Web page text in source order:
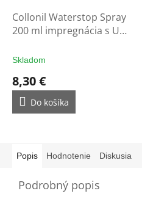
Collonil Waterstop Spray
200 ml impregnácia s UV
rukavice
Skladom
8,30 €
Do košíka
Popis Hodnotenie Diskusia
Podrobný popis